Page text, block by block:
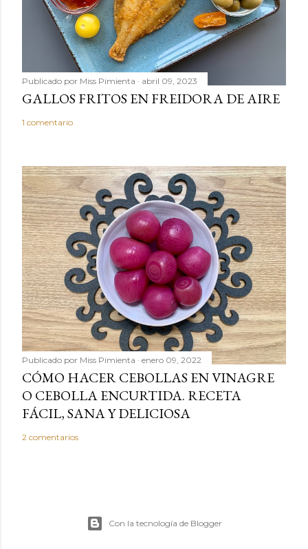
r
i
o
Publicado por Miss Pimienta abril 09, 2023
GALLOS FRITOS EN FREIDORA DE AIRE
1 comentario
Publicado por Miss Pimienta enero 09, 2022
CÓMO HACER CEBOLLAS EN VINAGRE
O CEBOLLA ENCURTIDA. RECETA
FÁCIL, SANA Y DELICIOSA
2 comentarios
Con la tecnología de Blogger